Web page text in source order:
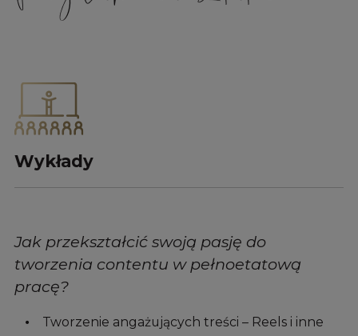
Wykłady
Jak przekształcić swoją pasję do
tworzenia contentu w pełnoetatową
pracę?
Tworzenie angażujących treści – Reels i inne